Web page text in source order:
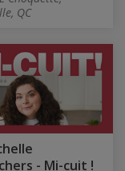
QC
- Mi-cuit !